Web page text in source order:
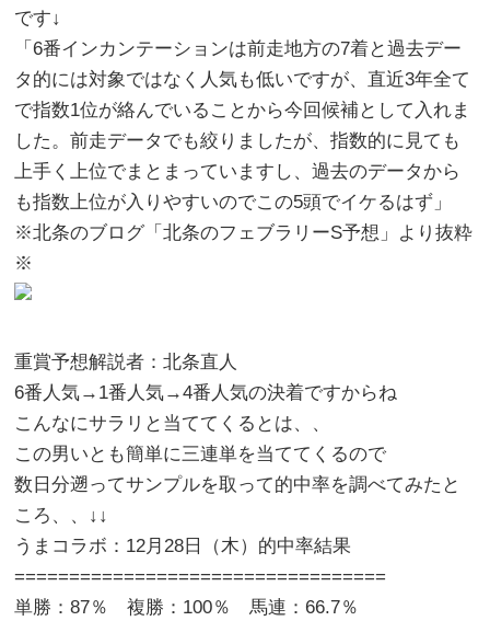
です↓
「6番インカンテーションは前走地方の7着と過去デー
タ的には対象ではなく人気も低いですが、直近3年全て
で指数1位が絡んでいることから今回候補として入れま
した。前走データでも絞りましたが、指数的に見ても
上手く上位でまとまっていますし、過去のデータから
も指数上位が入りやすいのでこの5頭でイケるはず」
※北条のブログ「北条のフェブラリーS予想」より抜粋
※
重賞予想解説者：北条直人
6番人気→1番人気→4番人気の決着ですからね
こんなにサラリと当ててくるとは、、
この男いとも簡単に三連単を当ててくるので
数日分遡ってサンプルを取って的中率を調べてみたと
ころ、、↓↓
うまコラボ：12月28日（木）的中率結果
==================================
単勝：87％ 複勝：100％ 馬連：66.7％